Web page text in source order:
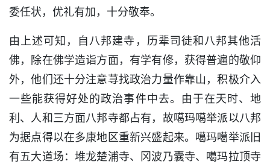
委任状，优礼有加，十分敬奉。
由上述可知，自八邦建寺，历辈司徒和八邦其他活
佛，除在佛学造诣方面，有学有修，获得普遍的敬仰
外，他们还十分注意荨找政治力量作靠山，积极介入
一些能获得好处的政治事件中去。由于在天时、地
利、人和三方面八邦寺都占有，故噶玛噶举派以八邦
为据点得以在多康地区重新兴盛起来。噶玛噶举派旧
有五大道场：堆龙楚浦寺、冈波乃囊寺、噶玛拉顶寺